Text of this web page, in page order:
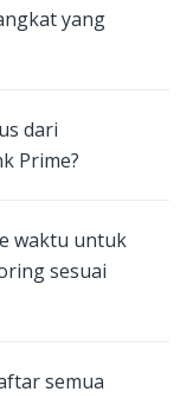
yang
dari
Prime?
waktu untuk
sesuai
semua